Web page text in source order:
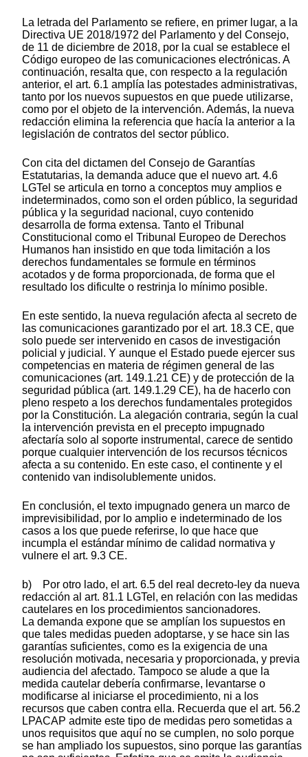
La letrada del Parlamento se refiere, en primer lugar, a la
Directiva UE 2018/1972 del Parlamento y del Consejo,
de 11 de diciembre de 2018, por la cual se establece el
Código europeo de las comunicaciones electrónicas. A
continuación, resalta que, con respecto a la regulación
anterior, el art. 6.1 amplía las potestades administrativas,
tanto por los nuevos supuestos en que puede utilizarse,
como por el objeto de la intervención. Además, la nueva
redacción elimina la referencia que hacía la anterior a la
legislación de contratos del sector público.
Con cita del dictamen del Consejo de Garantías
Estatutarias, la demanda aduce que el nuevo art. 4.6
LGTel se articula en torno a conceptos muy amplios e
indeterminados, como son el orden público, la seguridad
pública y la seguridad nacional, cuyo contenido
desarrolla de forma extensa. Tanto el Tribunal
Constitucional como el Tribunal Europeo de Derechos
Humanos han insistido en que toda limitación a los
derechos fundamentales se formule en términos
acotados y de forma proporcionada, de forma que el
resultado los dificulte o restrinja lo mínimo posible.
En este sentido, la nueva regulación afecta al secreto de
las comunicaciones garantizado por el art. 18.3 CE, que
solo puede ser intervenido en casos de investigación
policial y judicial. Y aunque el Estado puede ejercer sus
competencias en materia de régimen general de las
comunicaciones (art. 149.1.21 CE) y de protección de la
seguridad pública (art. 149.1.29 CE), ha de hacerlo con
pleno respeto a los derechos fundamentales protegidos
por la Constitución. La alegación contraria, según la cual
la intervención prevista en el precepto impugnado
afectaría solo al soporte instrumental, carece de sentido
porque cualquier intervención de los recursos técnicos
afecta a su contenido. En este caso, el continente y el
contenido van indisolublemente unidos.
En conclusión, el texto impugnado genera un marco de
imprevisibilidad, por lo amplio e indeterminado de los
casos a los que puede referirse, lo que hace que
incumpla el estándar mínimo de calidad normativa y
vulnere el art. 9.3 CE.
b) Por otro lado, el art. 6.5 del real decreto-ley da nueva
redacción al art. 81.1 LGTel, en relación con las medidas
cautelares en los procedimientos sancionadores.
La demanda expone que se amplían los supuestos en
que tales medidas pueden adoptarse, y se hace sin las
garantías suficientes, como es la exigencia de una
resolución motivada, necesaria y proporcionada, y previa
audiencia del afectado. Tampoco se alude a que la
medida cautelar debería confirmarse, levantarse o
modificarse al iniciarse el procedimiento, ni a los
recursos que caben contra ella. Recuerda que el art. 56.2
LPACAP admite este tipo de medidas pero sometidas a
unos requisitos que aquí no se cumplen, no solo porque
se han ampliado los supuestos, sino porque las garantías